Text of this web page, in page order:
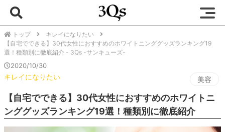
トップ
キレイになりたい
【自宅でできる】30代女性におすすめのホワイトニンググッズランキング19
選！種類別に徹底紹介 - 3Qs -サンキューズ-
2020/10/30
キレイになりたい 美容
【自宅でできる】30代女性におすすめのホワイトニ
ンググッズランキング19選！種類別に徹底紹介